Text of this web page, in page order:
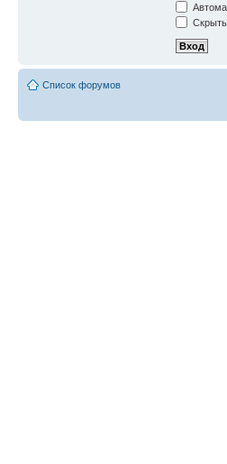
Список форумов